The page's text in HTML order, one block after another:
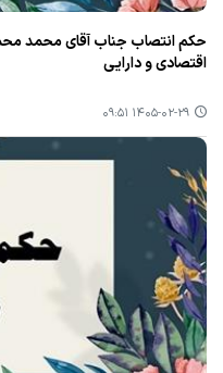
حکم انتصاب جناب آقای محمد
اقتصادی و دارایی
۱۴۰۵-۰۲-۲۹ ۰۹:۵۱